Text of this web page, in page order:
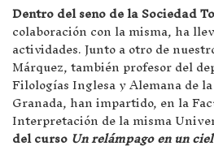
Dentro del seno de la Sociedad
colaboración con la misma, ha
actividades. Junto a otro de
Márquez, también profesor del
Filologías Inglesa y Alemana de
Granada, han impartido, en la
Interpretación de la misma
del cursoUn relámpago en un